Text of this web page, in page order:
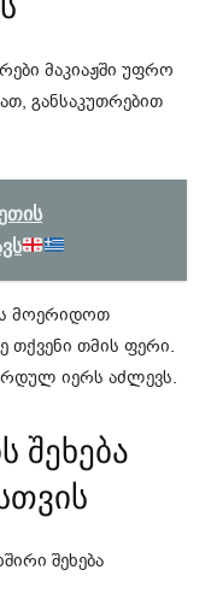
მაკიაჟში უფრო
განსაკუთრებით
მოერიდოთ
თქვენი თმის ფერი.
იერს აძლევს.
შეხება
შეხება